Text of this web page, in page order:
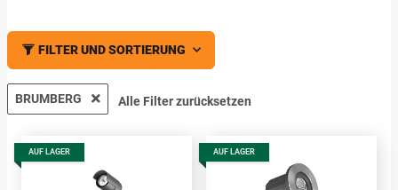
FILTER UND SORTIERUNG
BRUMBERG Alle Filter zurücksetzen
AUF LAGER AUF LAGER